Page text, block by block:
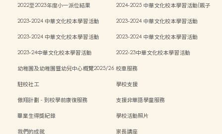
2022至2023年度小一派位結果
2024-2025 中華文化校本學習活動(親子
2023-2024 中華文化校本學習活動
2023-2024 中華文化校本學習活動
2023-2024 中華文化校本學習活動
2023-2024 中華文化校本學習活動
2023-24中華文化校本學習活動
2022-23中華文化校本學習活動
幼稚園及幼稚園暨幼兒中心概覽2025/26 校車服務
駐校社工
學校支援
傲翔計劃 - 到校學前康復服務
支援非華語學童服務
畢業生得獎紀錄
學校活動照片
我們的成就
家長講座